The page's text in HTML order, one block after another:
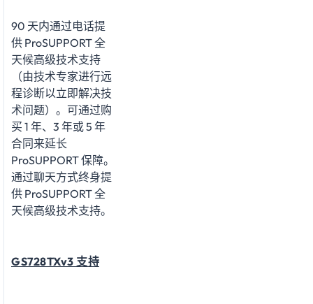
90 天内通过电话提
供 ProSUPPORT 全
天候高级技术支持
（由技术专家进行远
程诊断以立即解决技
术问题）。可通过购
买 1 年、3 年或 5 年
合同来延长
ProSUPPORT 保障。
通过聊天方式终身提
供 ProSUPPORT 全
天候高级技术支持。
GS728TXv3 支持